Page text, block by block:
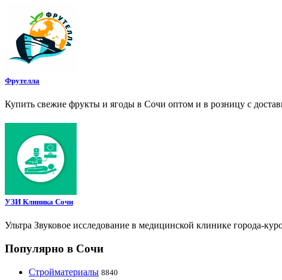
Фрутелла
Купить свежие фрукты и ягоды в Сочи оптом и в розницу с
УЗИ Клиника Сочи
Ультра Звуковое исследование в медицинской клинике города-
Популярно в Сочи
Стройматериалы 8840